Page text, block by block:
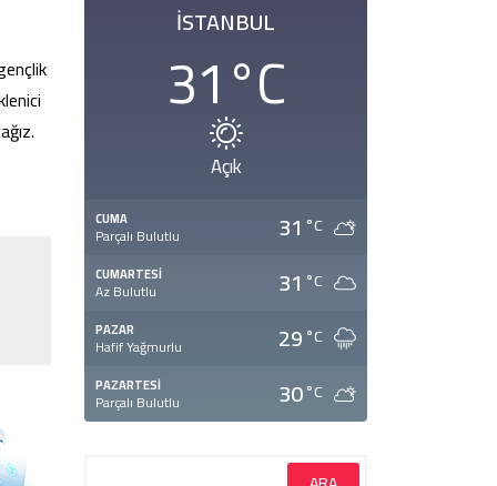
İSTANBUL
31°C
Açık
CUMA
Parçalı Bulutlu 31 °C
CUMARTESI
Az Bulutlu 31 °C
PAZAR
Hafif Yağmurlu 29°C
PAZARTESI
Parçalı Bulutlu 30°C